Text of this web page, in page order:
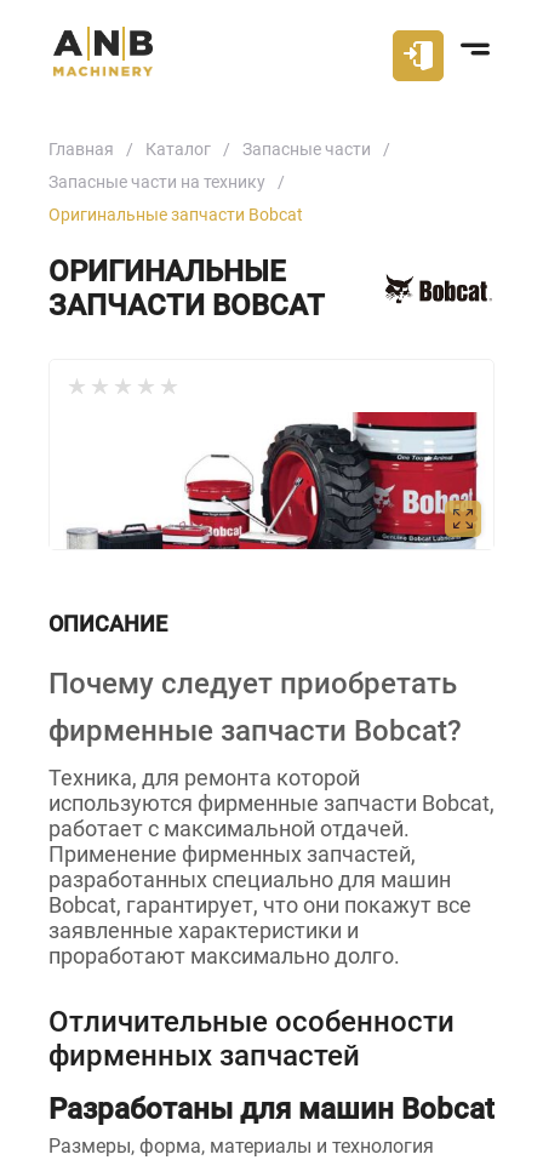
Главная Каталог
Запасные части
Запасные части на технику
Оригинальные запчасти Bobcat
ОРИГИНАЛЬНЫЕ
ЗАПЧАСТИ BOBCAT
ОПИСАНИЕ
Почему следует приобретать
фирменные запчасти Bobcat?
Техника, для ремонта которой
используются фирменные запчасти Bobcat,
работает с максимальной отдачей.
Применение фирменных запчастей,
разработанных специально для машин
Bobcat, гарантирует, что они покажут все
заявленные характеристики и
проработают максимально долго.
Отличительные особенности
фирменных запчастей
Разработаны для машин Bobcat
Размеры, форма, материалы и технология